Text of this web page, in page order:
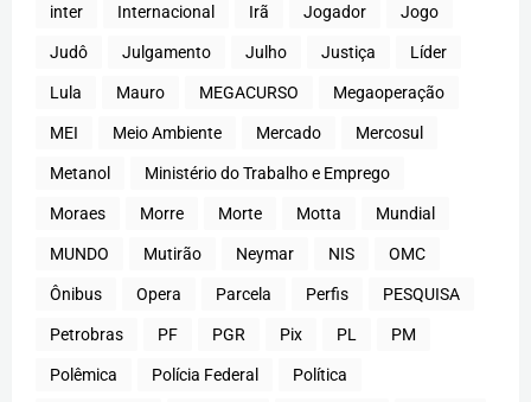
inter Internacional Irã Jogador Jogo
Judô Julgamento Julho Justiça Líder
Lula Mauro MEGACURSO Megaoperação
MEI Meio Ambiente Mercado Mercosul
Metanol Ministério do Trabalho e Emprego
Moraes Morre Morte Motta Mundial
MUNDO Mutirão Neymar NIS OMC
Ônibus Opera Parcela Perfis PESQUISA
Petrobras PF PGR Pix PL PM
Polêmica Polícia Federal Política